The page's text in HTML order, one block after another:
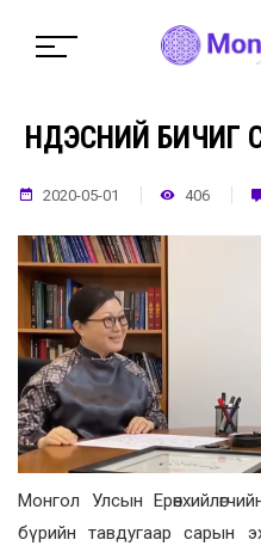
ҮНДЭСНИЙ
2020-05-01 406
Монгол Улсын
бүрийн тавдугаар сарын